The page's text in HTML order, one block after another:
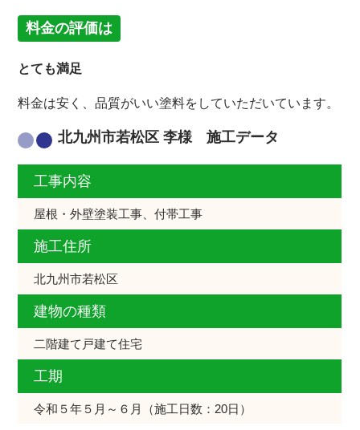
料金の評価は
とても満足
料金は安く、品質がいい塗料をしていただいています。
北九州市若松区 李様 施工データ
工事内容
屋根・外壁塗装工事、付帯工事
施工住所
北九州市若松区
建物の種類
二階建て戸建て住宅
工期
令和５年５月～６月（施工日数：20日）